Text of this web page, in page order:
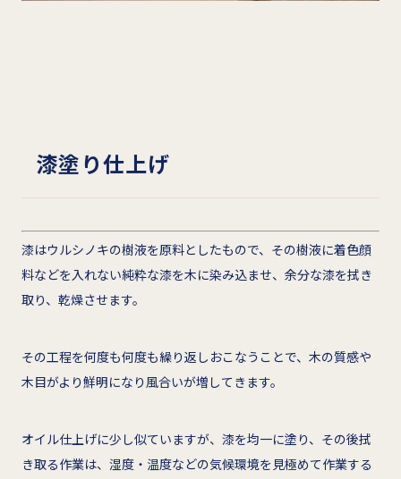
漆塗り仕上げ
漆はウルシノキの樹液を原料としたもので、その樹液に着色顔
料などを入れない純粋な漆を木に染み込ませ、余分な漆を拭き
取り、乾燥させます。
その工程を何度も何度も繰り返しおこなうことで、木の質感や
木目がより鮮明になり風合いが増してきます。
オイル仕上げに少し似ていますが、漆を均一に塗り、その後拭
き取る作業は、湿度・温度などの気候環境を見極めて作業する